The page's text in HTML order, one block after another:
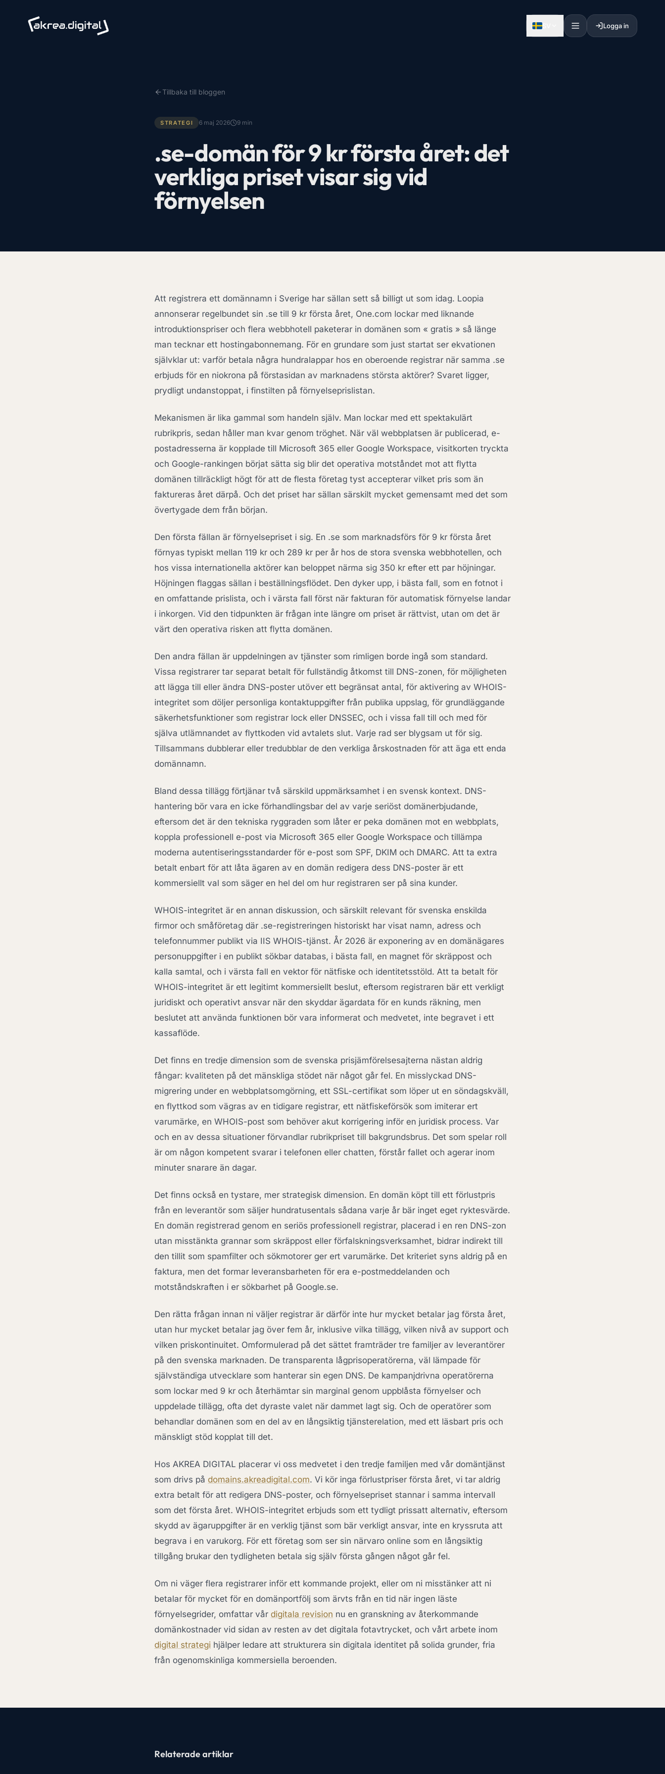
Logga in
Tillbaka till bloggen
STRATEGI 6 maj 2026 9 min
.se-domän för 9 kr första året: det
verkliga priset visar sig vid
förnyelsen
Att registrera ett domännamn i Sverige har sällan sett så billigt ut som idag. Loopia
annonserar regelbundet sin .se till 9 kr första året, One.com lockar med liknande
introduktionspriser och flera webbhotell paketerar in domänen som « gratis » så länge
man tecknar ett hostingabonnemang. För en grundare som just startat ser ekvationen
självklar ut: varför betala några hundralappar hos en oberoende registrar när samma .se
erbjuds för en niokrona på förstasidan av marknadens största aktörer? Svaret ligger,
prydligt undanstoppat, i finstilten på förnyelseprislistan.
Mekanismen är lika gammal som handeln själv. Man lockar med ett spektakulärt
rubrikpris, sedan håller man kvar genom tröghet. När väl webbplatsen är publicerad, e-
postadresserna är kopplade till Microsoft 365 eller Google Workspace, visitkorten tryckta
och Google-rankingen börjat sätta sig blir det operativa motståndet mot att flytta
domänen tillräckligt högt för att de flesta företag tyst accepterar vilket pris som än
faktureras året därpå. Och det priset har sällan särskilt mycket gemensamt med det som
övertygade dem från början.
Den första fällan är förnyelsepriset i sig. En .se som marknadsförs för 9 kr första året
förnyas typiskt mellan 119 kr och 289 kr per år hos de stora svenska webbhotellen, och
hos vissa internationella aktörer kan beloppet närma sig 350 kr efter ett par höjningar.
Höjningen flaggas sällan i beställningsflödet. Den dyker upp, i bästa fall, som en fotnot i
en omfattande prislista, och i värsta fall först när fakturan för automatisk förnyelse landar
i inkorgen. Vid den tidpunkten är frågan inte längre om priset är rättvist, utan om det är
värt den operativa risken att flytta domänen.
Den andra fällan är uppdelningen av tjänster som rimligen borde ingå som standard.
Vissa registrarer tar separat betalt för fullständig åtkomst till DNS-zonen, för möjligheten
att lägga till eller ändra DNS-poster utöver ett begränsat antal, för aktivering av WHOIS-
integritet som döljer personliga kontaktuppgifter från publika uppslag, för grundläggande
säkerhetsfunktioner som registrar lock eller DNSSEC, och i vissa fall till och med för
själva utlämnandet av flyttkoden vid avtalets slut. Varje rad ser blygsam ut för sig.
Tillsammans dubblerar eller tredubblar de den verkliga årskostnaden för att äga ett enda
domännamn.
Bland dessa tillägg förtjänar två särskild uppmärksamhet i en svensk kontext. DNS-
hantering bör vara en icke förhandlingsbar del av varje seriöst domänerbjudande,
eftersom det är den tekniska ryggraden som låter er peka domänen mot en webbplats,
koppla professionell e-post via Microsoft 365 eller Google Workspace och tillämpa
moderna autentiseringsstandarder för e-post som SPF, DKIM och DMARC. Att ta extra
betalt enbart för att låta ägaren av en domän redigera dess DNS-poster är ett
kommersiellt val som säger en hel del om hur registraren ser på sina kunder.
WHOIS-integritet är en annan diskussion, och särskilt relevant för svenska enskilda
firmor och småföretag där .se-registreringen historiskt har visat namn, adress och
telefonnummer publikt via IIS WHOIS-tjänst. År 2026 är exponering av en domänägares
personuppgifter i en publikt sökbar databas, i bästa fall, en magnet för skräppost och
kalla samtal, och i värsta fall en vektor för nätfiske och identitetsstöld. Att ta betalt för
WHOIS-integritet är ett legitimt kommersiellt beslut, eftersom registraren bär ett verkligt
juridiskt och operativt ansvar när den skyddar ägardata för en kunds räkning, men
beslutet att använda funktionen bör vara informerat och medvetet, inte begravet i ett
kassaflöde.
Det finns en tredje dimension som de svenska prisjämförelsesajterna nästan aldrig
fångar: kvaliteten på det mänskliga stödet när något går fel. En misslyckad DNS-
migrering under en webbplatsomgörning, ett SSL-certifikat som löper ut en söndagskväll,
en flyttkod som vägras av en tidigare registrar, ett nätfiskeförsök som imiterar ert
varumärke, en WHOIS-post som behöver akut korrigering inför en juridisk process. Var
och en av dessa situationer förvandlar rubrikpriset till bakgrundsbrus. Det som spelar roll
är om någon kompetent svarar i telefonen eller chatten, förstår fallet och agerar inom
minuter snarare än dagar.
Det finns också en tystare, mer strategisk dimension. En domän köpt till ett förlustpris
från en leverantör som säljer hundratusentals sådana varje år bär inget eget ryktesvärde.
En domän registrerad genom en seriös professionell registrar, placerad i en ren DNS-zon
utan misstänkta grannar som skräppost eller förfalskningsverksamhet, bidrar indirekt till
den tillit som spamfilter och sökmotorer ger ert varumärke. Det kriteriet syns aldrig på en
faktura, men det formar leveransbarheten för era e-postmeddelanden och
motståndskraften i er sökbarhet på Google.se.
Den rätta frågan innan ni väljer registrar är därför inte hur mycket betalar jag första året,
utan hur mycket betalar jag över fem år, inklusive vilka tillägg, vilken nivå av support och
vilken priskontinuitet. Omformulerad på det sättet framträder tre familjer av leverantörer
på den svenska marknaden. De transparenta lågprisoperatörerna, väl lämpade för
självständiga utvecklare som hanterar sin egen DNS. De kampanjdrivna operatörerna
som lockar med 9 kr och återhämtar sin marginal genom uppblåsta förnyelser och
uppdelade tillägg, ofta det dyraste valet när dammet lagt sig. Och de operatörer som
behandlar domänen som en del av en långsiktig tjänsterelation, med ett läsbart pris och
mänskligt stöd kopplat till det.
Hos AKREA DIGITAL placerar vi oss medvetet i den tredje familjen med vår domäntjänst
som drivs på domains.akreadigital.com. Vi kör inga förlustpriser första året, vi tar aldrig
extra betalt för att redigera DNS-poster, och förnyelsepriset stannar i samma intervall
som det första året. WHOIS-integritet erbjuds som ett tydligt prissatt alternativ, eftersom
skydd av ägaruppgifter är en verklig tjänst som bär verkligt ansvar, inte en kryssruta att
begrava i en varukorg. För ett företag som ser sin närvaro online som en långsiktig
tillgång brukar den tydligheten betala sig själv första gången något går fel.
Om ni väger flera registrarer inför ett kommande projekt, eller om ni misstänker att ni
betalar för mycket för en domänportfölj som ärvts från en tid när ingen läste
förnyelsegrider, omfattar vår digitala revision nu en granskning av återkommande
domänkostnader vid sidan av resten av det digitala fotavtrycket, och vårt arbete inom
digital strategi hjälper ledare att strukturera sin digitala identitet på solida grunder, fria
från ogenomskinliga kommersiella beroenden.
Relaterade artiklar